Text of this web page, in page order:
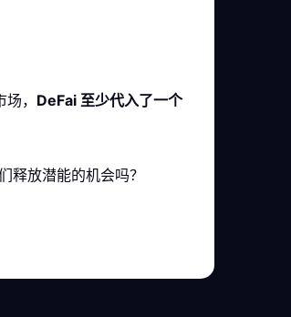
， DeFai 至少代入了一个
放潜能的机会吗？